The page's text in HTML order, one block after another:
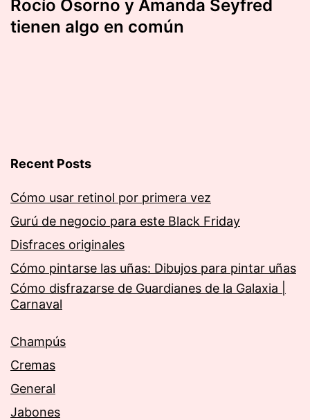
Rocío Osorno y Amanda Seyfred
tienen algo en común
Recent Posts
Cómo usar retinol por primera vez
Gurú de negocio para este Black Friday
Disfraces originales
Cómo pintarse las uñas: Dibujos para pintar uñas
Cómo disfrazarse de Guardianes de la Galaxia |
Carnaval
Champús
Cremas
General
Jabones